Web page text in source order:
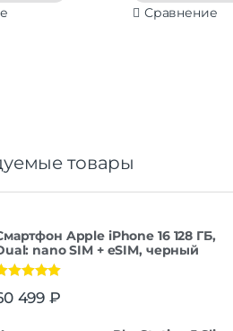
Сравнение
товары
Apple iPhone 16 128 ГБ,
nano SIM + eSIM, черный
5 499 ₽